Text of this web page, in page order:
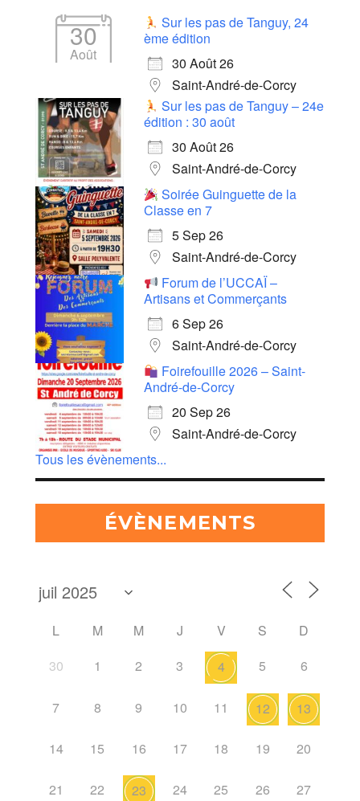
30
Août
Sur les pas de Tanguy, 24
ème édition
30 Août 26
Saint-André-de-Corcy
Sur les pas de Tanguy – 24e
édition : 30 août
30 Août 26
Saint-André-de-Corcy
Soirée Guinguette de la
Classe en 7
5 Sep 26
Saint-André-de-Corcy
Forum de l’UCCAÏ –
Artisans et Commerçants
6 Sep 26
Saint-André-de-Corcy
Foirefouille 2026 – Saint-
André-de-Corcy
20 Sep 26
Saint-André-de-Corcy
Tous les évènements...
ÉVÈNEMENTS
L M M J V S
D
30
1 2 3 4 5 6
7 8 9 10 11 12 13
14 15 16 17 18 19 20
21 22 23 24 25 26 27